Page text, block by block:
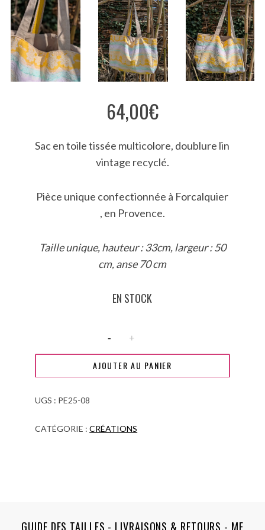
64,00€
Sac en toile tissée multicolore, doublure lin
vintage recyclé.
Pièce unique confectionnée à Forcalquier
, en Provence.
Taille unique,hauteur : 33cm, largeur : 50
cm, anse 70 cm
EN STOCK
a
n
t
AJOUTER AU PANIER
UGS : PE25-08
CATÉGORIE :CRÉATIONS
GUIDE DES TAILLES - LIVRAISONS & RETOURS - ME
a
r
c
h
f
o